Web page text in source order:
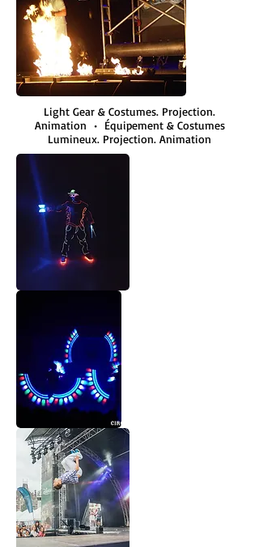
Light Gear & Costumes. Projection.
Animation • Équipement & Costumes
Lumineux. Projection. Animation